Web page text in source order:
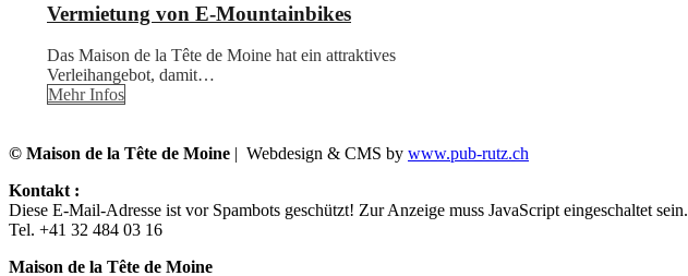
Vermietung von E-Mountainbikes
Das Maison de la Tête de Moine hat ein attraktives
Verleihangebot, damit…
Mehr Infos
© Maison de la Tête de Moine | Webdesign & CMS by www.pub-rutz.ch
Kontakt :
Diese E-Mail-Adresse ist vor Spambots geschützt! Zur Anzeige muss JavaScript eingeschaltet sein.
Tel. +41 32 484 03 16
Maison de la Tête de Moine